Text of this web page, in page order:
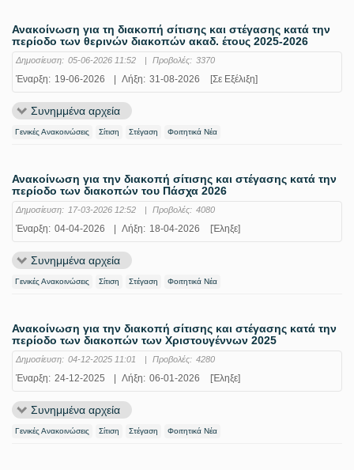
Ανακοίνωση για τη διακοπή σίτισης και στέγασης κατά την
περίοδο των θερινών διακοπών ακαδ. έτους 2025-2026
Δημοσίευση: 05-06-2026 11:52 | Προβολές: 3370
Έναρξη: 19-06-2026 | Λήξη: 31-08-2026 [Σε Εξέλιξη]
Συνημμένα αρχεία
Γενικές Ανακοινώσεις Σίτιση Στέγαση Φοιτητικά Νέα
Ανακοίνωση για την διακοπή σίτισης και στέγασης κατά την
περίοδο των διακοπών του Πάσχα 2026
Δημοσίευση: 17-03-2026 12:52 | Προβολές: 4080
Έναρξη: 04-04-2026 | Λήξη: 18-04-2026 [Έληξε]
Συνημμένα αρχεία
Γενικές Ανακοινώσεις Σίτιση Στέγαση Φοιτητικά Νέα
Ανακοίνωση για την διακοπή σίτισης και στέγασης κατά την
περίοδο των διακοπών των Χριστουγέννων 2025
Δημοσίευση: 04-12-2025 11:01 | Προβολές: 4280
Έναρξη: 24-12-2025 | Λήξη: 06-01-2026 [Έληξε]
Συνημμένα αρχεία
Γενικές Ανακοινώσεις Σίτιση Στέγαση Φοιτητικά Νέα